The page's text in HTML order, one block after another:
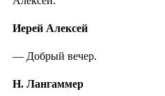
Иерей Алексей
— Добрый вечер.
Н. Лангаммер